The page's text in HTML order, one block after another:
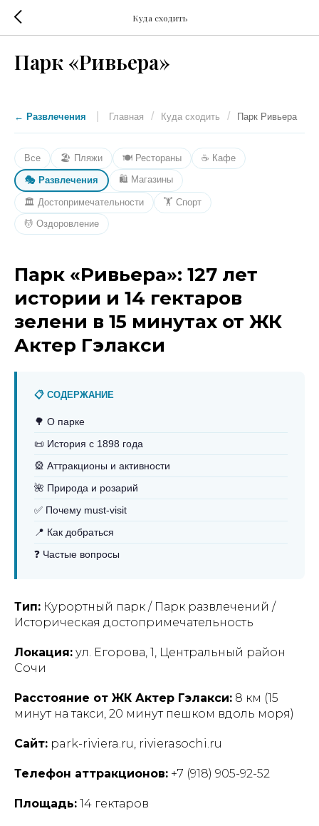
Куда сходить
Парк «Ривьера»
← Развлечения Главная / Куда сходить / Парк Ривьера
Все 🏖️ Пляжи 🍽️ Рестораны ☕ Кафе
🎭 Развлечения 🛍️ Магазины
🏛️ Достопримечательности
🏋️ Спорт
💆 Оздоровление
Парк «Ривьера»: 127 лет
истории и 14 гектаров
зелени в 15 минутах от ЖК
Актер Гэлакси
📋 СОДЕРЖАНИЕ
🌳 О парке
📜 История с 1898 года
🎡 Аттракционы и активности
🌺 Природа и розарий
✅ Почему must-visit
📍 Как добраться
❓ Частые вопросы
Тип: Курортный парк / Парк развлечений /
Историческая достопримечательность
Локация: ул. Егорова, 1, Центральный район
Сочи
Расстояние от ЖК Актер Гэлакси: 8 км (15
минут на такси, 20 минут пешком вдоль моря)
Сайт: park-riviera.ru, rivierasochi.ru
Телефон аттракционов: +7 (918) 905-92-52
Площадь: 14 гектаров